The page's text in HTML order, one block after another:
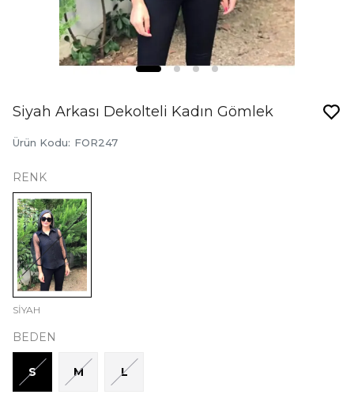
Siyah Arkası Dekolteli Kadın Gömlek
Ürün Kodu: FOR247
RENK
SİYAH
BEDEN
S M L